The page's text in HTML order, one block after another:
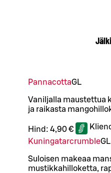
PannacottaGL
Vaniljalla maustettua
ja raikasta
Hind: 4,90 €
KuningatarcrumbleGL
Suloisen makeaa
mustikkahilloketta,